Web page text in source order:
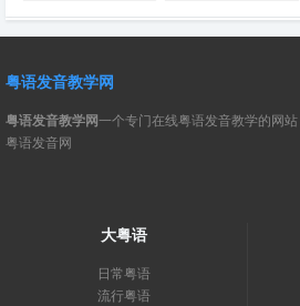
粤语发音教学网
粤语发音教学网一个专门在线粤语发音教学的网
粤语发音网
大粤语
日常粤语
流行粤语